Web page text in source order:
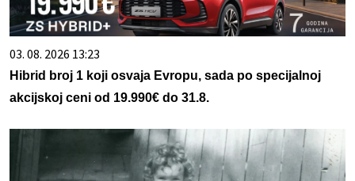
03. 08. 2026 13:23
Hibrid broj 1 koji osvaja Evropu, sada po specijalnoj
akcijskoj ceni od 19.990€ do 31.8.